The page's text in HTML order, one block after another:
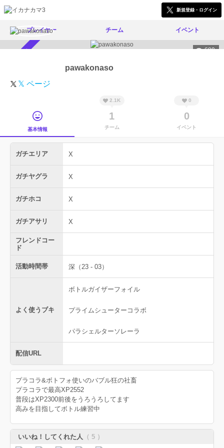
新規登録・ログイン
プレイヤー チーム イベント
689
pawakonaso
𝕏 ページ
基本情報
2.1K
1
チーム
0
0
イベント
ガチエリア X
ガチヤグラ X
ガチホコ X
ガチアサリ X
フレンドコー
ド
活動時間帯 深（23 - 03）
よく使うブキ
ボトルガイザーフォイル
プライムシューターコラボ
パラシェルターソレーラ
配信URL
プラコラ&ボトフォ使いのバブル狂の社畜
プラコラで最高XP2552
普段はXP2300前後をうろうろしてます
高みを目指してボトル練習中
いいね！してくれた人 （ 5 ）